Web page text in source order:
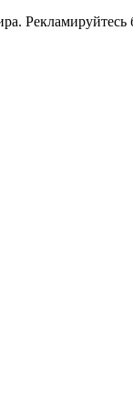
Рекламируйтесь